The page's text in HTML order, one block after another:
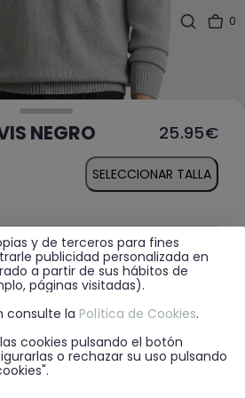
0
NEGRO 25.95€
SELECCIONAR TALLA
TIENDA
y de terceros para fines
publicidad personalizada en
a partir de sus hábitos de
páginas visitadas).
consulte la Política de Cookies.
cookies pulsando el botón
o rechazar su uso pulsando